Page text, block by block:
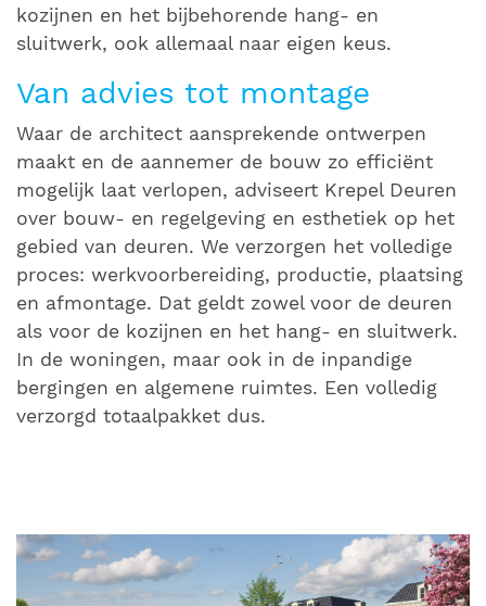
kozijnen en het bijbehorende hang- en
sluitwerk, ook allemaal naar eigen keus.
Van advies tot montage
Waar de architect aansprekende ontwerpen
maakt en de aannemer de bouw zo efficiënt
mogelijk laat verlopen, adviseert Krepel Deuren
over bouw- en regelgeving en esthetiek op het
gebied van deuren. We verzorgen het volledige
proces: werkvoorbereiding, productie, plaatsing
en afmontage. Dat geldt zowel voor de deuren
als voor de kozijnen en het hang- en sluitwerk.
In de woningen, maar ook in de inpandige
bergingen en algemene ruimtes. Een volledig
verzorgd totaalpakket dus.